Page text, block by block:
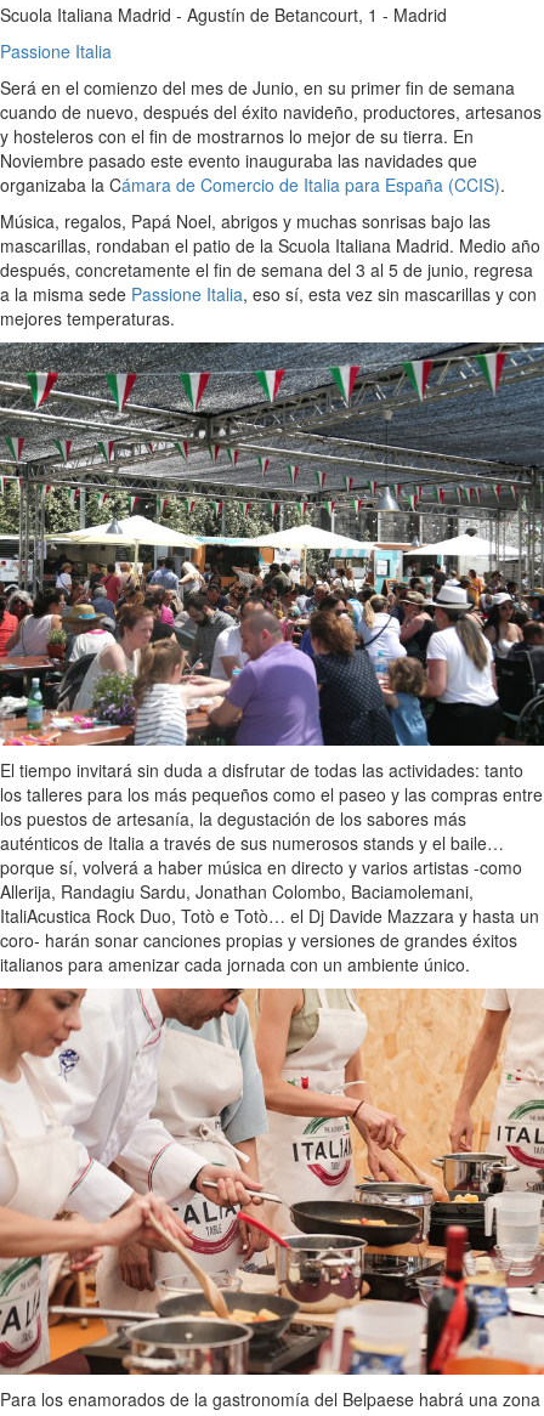
Scuola Italiana Madrid - Agustín de Betancourt, 1 - Madrid
Passione Italia
Será en el comienzo del mes de Junio, en su primer fin de semana
cuando de nuevo, después del éxito navideño, productores, artesanos
y hosteleros con el fin de mostrarnos lo mejor de su tierra. En
Noviembre pasado este evento inauguraba las navidades que
organizaba la Cámara de Comercio de Italia para España (CCIS).
Música, regalos, Papá Noel, abrigos y muchas sonrisas bajo las
mascarillas, rondaban el patio de la Scuola Italiana Madrid. Medio año
después, concretamente el fin de semana del 3 al 5 de junio, regresa
a la misma sede Passione Italia, eso sí, esta vez sin mascarillas y con
mejores temperaturas.
El tiempo invitará sin duda a disfrutar de todas las actividades: tanto
los talleres para los más pequeños como el paseo y las compras entre
los puestos de artesanía, la degustación de los sabores más
auténticos de Italia a través de sus numerosos stands y el baile…
porque sí, volverá a haber música en directo y varios artistas -como
Allerija, Randagiu Sardu, Jonathan Colombo, Baciamolemani,
ItaliAcustica Rock Duo, Totò e Totò… el Dj Davide Mazzara y hasta un
coro- harán sonar canciones propias y versiones de grandes éxitos
italianos para amenizar cada jornada con un ambiente único.
Para los enamorados de la gastronomía del Belpaese habrá una zona